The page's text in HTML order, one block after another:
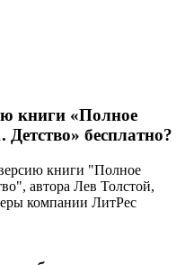
книги «Полное
бесплатно?
книги "Полное
автора Лев Толстой,
компании ЛитРес